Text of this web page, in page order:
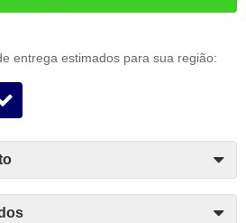
entrega estimados para sua região: